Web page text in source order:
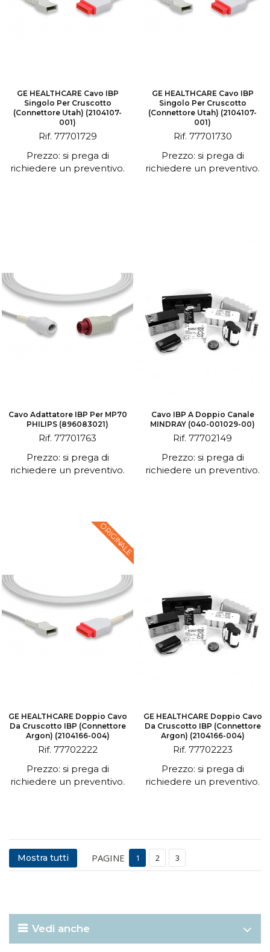
GE HEALTHCARE Cavo IBP
Singolo Per Cruscotto
(connettore Utah) (2104107-
001)
Rif. 77701729
Prezzo: si prega di
richiedere un preventivo.
GE HEALTHCARE Cavo IBP
Singolo Per Cruscotto
(connettore Utah) (2104107-
001)
Rif. 77701730
Prezzo: si prega di
richiedere un preventivo.
Cavo Adattatore IBP Per MP70
PHILIPS (896083021)
Rif. 77701763
Prezzo: si prega di
richiedere un preventivo.
Cavo IBP A Doppio Canale
MINDRAY (040-001029-00)
Rif. 77702149
Prezzo: si prega di
richiedere un preventivo.
ORIGINALE
GE HEALTHCARE Doppio Cavo
Da Cruscotto IBP (connettore
Argon) (2104166-004)
Rif. 77702222
Prezzo: si prega di
richiedere un preventivo.
GE HEALTHCARE Doppio Cavo
Da Cruscotto IBP (connettore
Argon) (2104166-004)
Rif. 77702223
Prezzo: si prega di
richiedere un preventivo.
Mostra tutti PAGINE 1 2 3
Vedi anche